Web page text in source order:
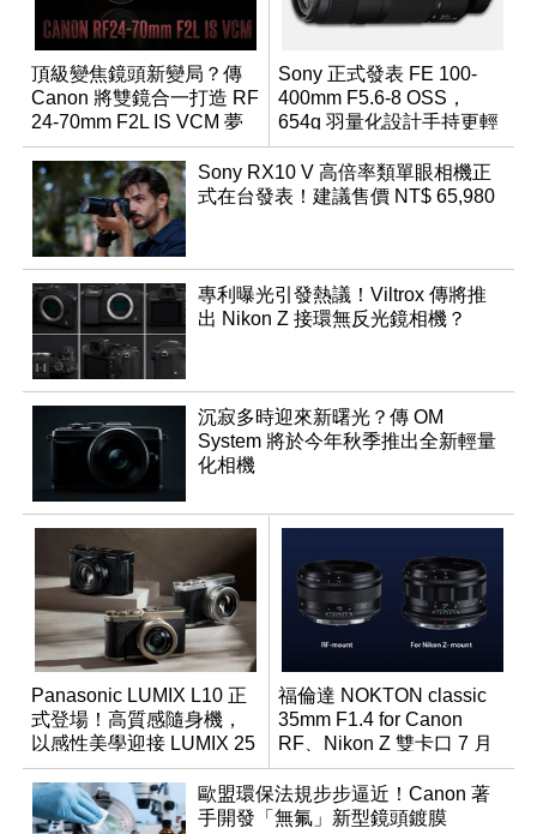
頂級變焦鏡頭新變局？傳
Canon 將雙鏡合一打造 RF
24-70mm F2L IS VCM 夢
幻規格
Sony 正式發表 FE 100-
400mm F5.6-8 OSS，
654g 羽量化設計手持更輕
鬆
Sony RX10 V 高倍率類單眼相機正
式在台發表！建議售價 NT$ 65,980
專利曝光引發熱議！Viltrox 傳將推
出 Nikon Z 接環無反光鏡相機？
沉寂多時迎來新曙光？傳 OM
System 將於今年秋季推出全新輕量
化相機
Panasonic LUMIX L10 正
式登場！高質感隨身機，
以感性美學迎接 LUMIX 25
週年
福倫達 NOKTON classic
35mm F1.4 for Canon
RF、Nikon Z 雙卡口 7 月
同步登台
歐盟環保法規步步逼近！Canon 著
手開發「無氟」新型鏡頭鍍膜